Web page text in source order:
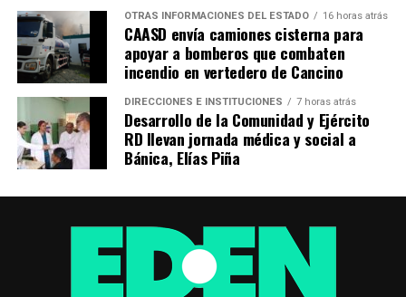
OTRAS INFORMACIONES DEL ESTADO 16 horas atrás
CAASD envía camiones cisterna para
apoyar a bomberos que combaten
incendio en vertedero de Cancino
DIRECCIONES E INSTITUCIONES 7 horas atrás
Desarrollo de la Comunidad y Ejército
RD llevan jornada médica y social a
Bánica, Elías Piña